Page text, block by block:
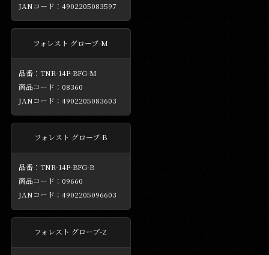
4902205083597
フォレスト グローブ-M
TNR-14F-BFG-M
08360
4902205083603
フォレスト グローブ-B
TNR-14F-BFG-B
09660
4902205096603
フォレスト グローブ-Z